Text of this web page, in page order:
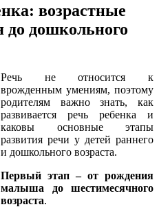
возрастные
дошкольного
Речь не относится к
врожденным умениям, поэтому
родителям важно знать, как
развивается речь ребенка и
каковы основные этапы
развития речи у детей раннего
и дошкольного возраста.
Первый этап – от рождения
малыша до шестимесячного
возраста.